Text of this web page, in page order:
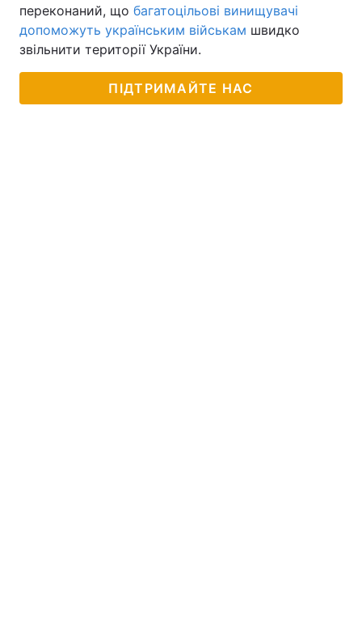
переконаний, що багатоцільові винищувачі
допоможуть українським військам швидко
звільнити території України.
ПІДТРИМАЙТЕ НАС